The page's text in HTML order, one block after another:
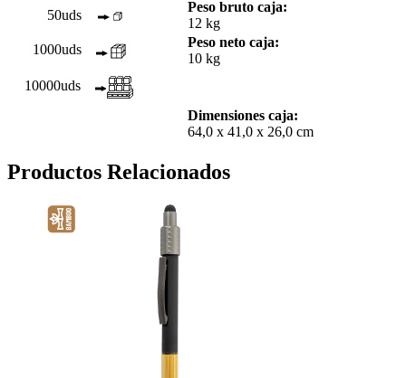
50uds
Peso bruto caja:
12 kg
1000uds
Peso neto caja:
10 kg
10000uds
Dimensiones caja:
64,0 x 41,0 x 26,0 cm
Productos Relacionados